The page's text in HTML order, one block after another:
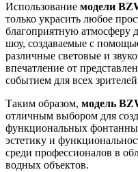
Использование модели
только украсить любое
благоприятную атмосферу
шоу, создаваемые с
различные световые и
впечатление от
событием для всех
Таким образом, модель
отличным выбором для
функциональных
эстетику и
среди профессионалов в
водных объектов.